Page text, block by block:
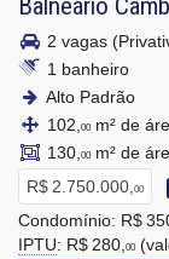
Balneário
2 vagas
1 banheiro
Alto Padrão
102, 00m² de
130, 00m² de
R$ 2.750.000, 00
Condomínio: R$
IPTU: R$ 280, 00